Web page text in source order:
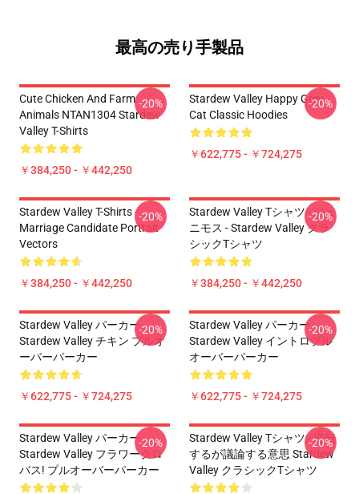
最高の売り手製品
Cute Chicken And Farm
Animals NTAN1304 Stardew
Valley T-Shirts
￥384,250 - ￥442,250
-20%
Stardew Valley Happy Grey
Cat Classic Hoodies
￥622,775 - ￥724,275
-20%
Stardew Valley T-Shirts -
Marriage Candidate Portrait
Vectors
￥384,250 - ￥442,250
-20%
Stardew Valley Tシャツ - ジュ
ニモス - Stardew Valley クラ
シックTシャツ
￥384,250 - ￥442,250
-20%
Stardew Valley パーカー -
Stardew Valley チキン プルオ
ーバーパーカー
￥622,775 - ￥724,275
-20%
Stardew Valley パーカー -
Stardew Valley イントロプル
オーバーパーカー
￥622,775 - ￥724,275
-20%
Stardew Valley パーカー -
Stardew Valley フラワークロ
バス! プルオーバーパーカー
-20%
Stardew Valley Tシャツ - 逆転
するが議論する意思 Stardew
Valley クラシックTシャツ
-20%